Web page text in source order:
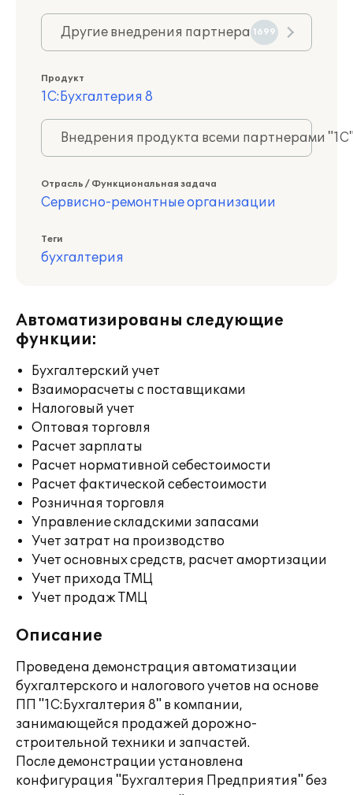
Другие внедрения партнера 1699
Продукт
1С:Бухгалтерия 8
Внедрения продукта всеми партнерами
Отрасль / Функциональная задача
Сервисно-ремонтные организации
Теги
бухгалтерия
Автоматизированы следующие
функции:
Бухгалтерский учет
Взаиморасчеты с поставщиками
Налоговый учет
Оптовая торговля
Расчет зарплаты
Расчет нормативной себестоимости
Расчет фактической себестоимости
Розничная торговля
Управление складскими запасами
Учет затрат на производство
Учет основных средств, расчет амортизации
Учет прихода ТМЦ
Учет продаж ТМЦ
Описание
Проведена демонстрация автоматизации
бухгалтерского и налогового учетов на основе
ПП "1С:Бухгалтерия 8" в компании,
занимающейся продажей дорожно-
строительной техники и запчастей.
После демонстрации установлена
конфигурация "Бухгалтерия Предприятия" без